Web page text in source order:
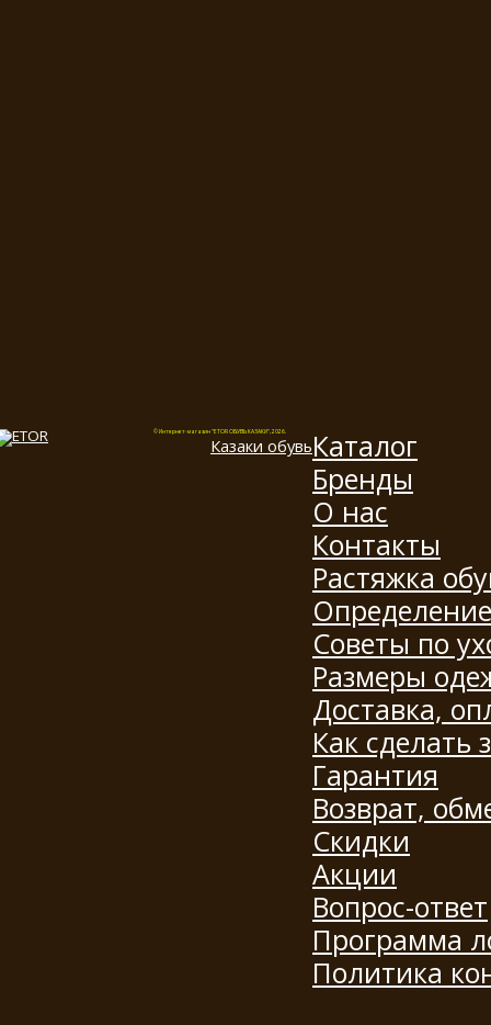
© Интернет-магазин "ETOR ОБУВЬ КАЗАКИ", 2026.
Казаки обувьКаталог
Бренды
О нас
Контакты
Растяжка
Советы по
Размеры
Доставка,
Как сделать
Гарантия
Возврат,
Скидки
Акции
Вопрос-ответ
Программа
Политика